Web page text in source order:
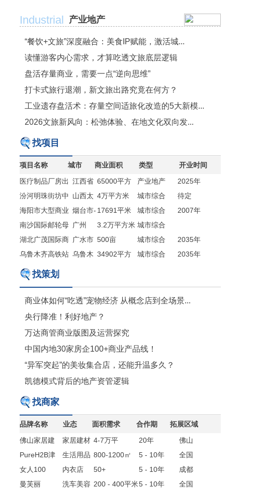
Industrial 产业地产
“餐饮+文旅”深度融合：美食IP赋能，激活城...
读懂游客内心需求，才算吃透文旅底层逻辑
盘活存量商业，需要一点“逆向思维”
打卡式旅行退潮，新文旅出路究竟在何方？
工业遗存盘活术：存量空间适旅化改造的5大新模...
2026文旅新风向：松弛体验、在地文化双向发...
找项目
项目名称 城市 商业面积 类型 开业时间
医疗制品厂房出
售
江西省
九江市
65000平方
米
产业地产
2025年
汾河明珠街坊中
心
山西太
原
4万平方米
城市综合
体
待定
海阳市大型商业
体出售
烟台市-
海阳市
17691平米
（赠送地下
室约5000平
米）
城市综合
体
2007年
南沙国际邮轮母
港商业综合体
广州 3.2万平方米 城市综合
体
湖北广茂国际商
贸新城
广水市 500亩
城市综合
体
2035年
乌鲁木齐高铁站
项目
乌鲁木 34902平方
城市综合
2035年
找策划
商业体如何“吃透”宠物经济 从概念店到全场景...
央行降准！利好地产？
万达商管商业版图及运营探究
中国内地30家房企100+商业产品线！
“异军突起”的美妆集合店，还能升温多久？
凯德模式背后的地产资管逻辑
找商家
品牌名称 业态 面积需求 合作期 拓展区域
佛山家居建
材联盟
家居建材 4-7万平 20年
佛山
PureH2B津
梁生活
生活用品
集合店
800-1200㎡ 5 - 10年
全国
女人100
内衣店 50+ 5 - 10年
成都
曼芙丽
洗车美容 200 - 400平米5 - 10年
全国